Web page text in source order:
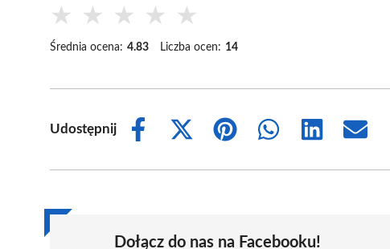
★ ★ ★ ★ ★
Średnia ocena: 4.83 Liczba ocen: 14
Udostępnij
Share
Share
(Twitter)
Share
Share
Share
Share
Dołącz do nas na Facebooku!